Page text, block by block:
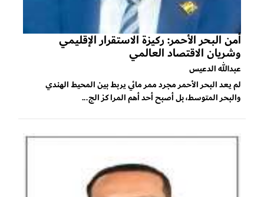
أمن البحر الأحمر: ركيزة الاستقرار الإقليمي
وشريان الاقتصاد العالمي
عبدالله الدعيس
لم يعد البحر الأحمر مجرد ممر مائي يربط بين المحيط الهندي
والبحر المتوسط، بل أصبح أحد أهم المراكز الج...